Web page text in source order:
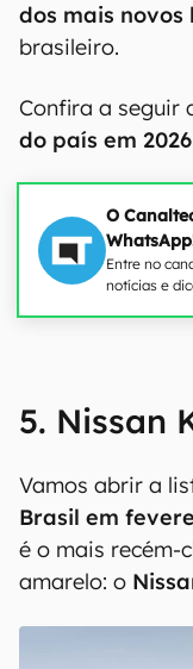
dos mais novos
brasileiro.
Confira a seguir
do país em 2026
O
Entre no
notícias e